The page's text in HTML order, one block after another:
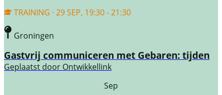
TRAINING · 29 SEP, 19:30 - 21:30
Groningen
Gastvrij communiceren met Gebaren: tijden
Geplaatst door Ontwikkellink
Sep